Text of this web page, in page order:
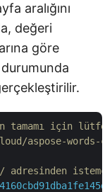
aralığını
değeri
göre
tamamı için
aspose-words-
adresinden